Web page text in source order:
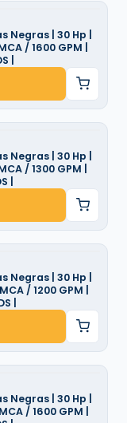
| 30 Hp |
/ 1600 GPM |
|
| 30 Hp |
/ 1300 GPM |
|
| 30 Hp |
/ 1200 GPM |
|
| 30 Hp |
/ 1600 GPM |